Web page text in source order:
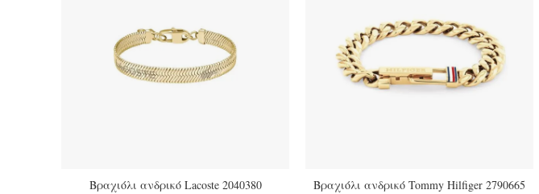
Βραχιόλι ανδρικό Lacoste 2040380 Βραχιόλι ανδρικό Tommy Hilfiger 2790665